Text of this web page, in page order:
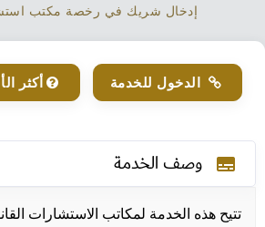
إدخال شريك في رخصة مكتب
الدخول للخدمة أكثر
subtitles وصف الخدمة​
تتيح هذه الخدمة لمكاتب الاستشارات